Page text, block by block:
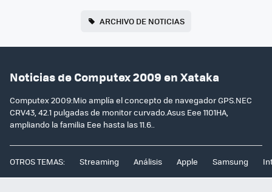
ARCHIVO DE NOTICIAS
Noticias de Computex 2009 en Xataka
Computex 2009:Mio amplía el concepto de navegador GPS.NEC
CRV43, 42.1 pulgadas de monitor curvado.Asus Eee 1101HA,
ampliando la familia Eee hasta las 11.6..
OTROS TEMAS: Streaming Análisis Apple Samsung